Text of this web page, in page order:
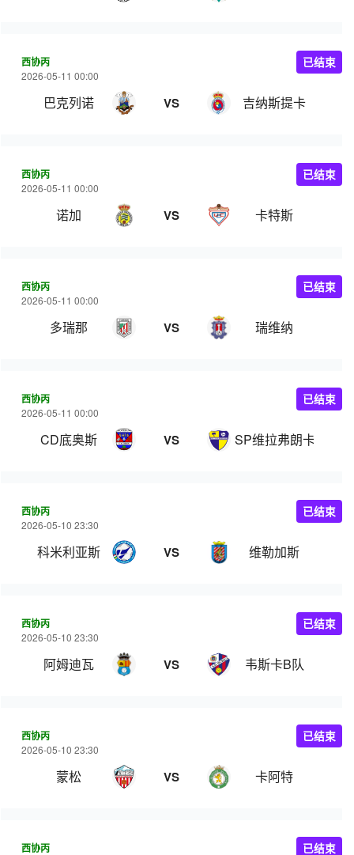
西协丙
2026-05-11 00:00
巴克列诺 VS 吉纳斯提卡
已结束
西协丙
2026-05-11 00:00
诺加 VS 卡特斯
已结束
西协丙
2026-05-11 00:00
多瑞那 VS 瑞维纳
已结束
西协丙
2026-05-11 00:00
CD底奥斯 VS SP维拉弗朗卡
已结束
西协丙
2026-05-10 23:30
科米利亚斯 VS 维勒加斯
已结束
西协丙
2026-05-10 23:30
阿姆迪瓦 VS 韦斯卡B队
已结束
西协丙
2026-05-10 23:30
蒙松 VS 卡阿特
已结束
西协丙 已结束